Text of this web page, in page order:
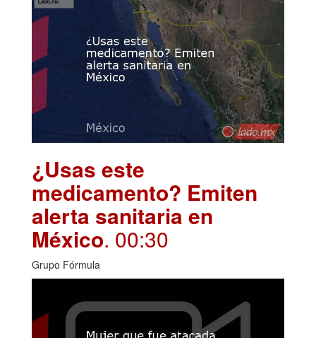
¿Usas este
medicamento? Emiten
alerta sanitaria en
México. 00:30
Grupo Fórmula